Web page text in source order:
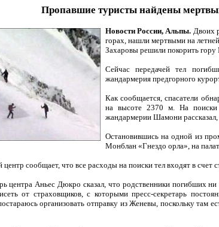
Пропавшие туристы найдены
Новости России, Альпы. Двоих
горах, нашли мертвыми на
Захаровы решили покорить
Сейчас передачей тел
жандармерия предгорного
Как сообщается, спасатели
на высоте 2370 м. На поиски
жандармерии Шамони рассказал,
Остановившись на одной из
Монблан «Гнездо орла», на
центр сообщает, что все расходы на поиски тел входят в счет
центра Аньес Дюкро сказал, что родственники погибших
от страховщиков, с которыми пресс-секретарь
организовать отправку из Женевы, поскольку там